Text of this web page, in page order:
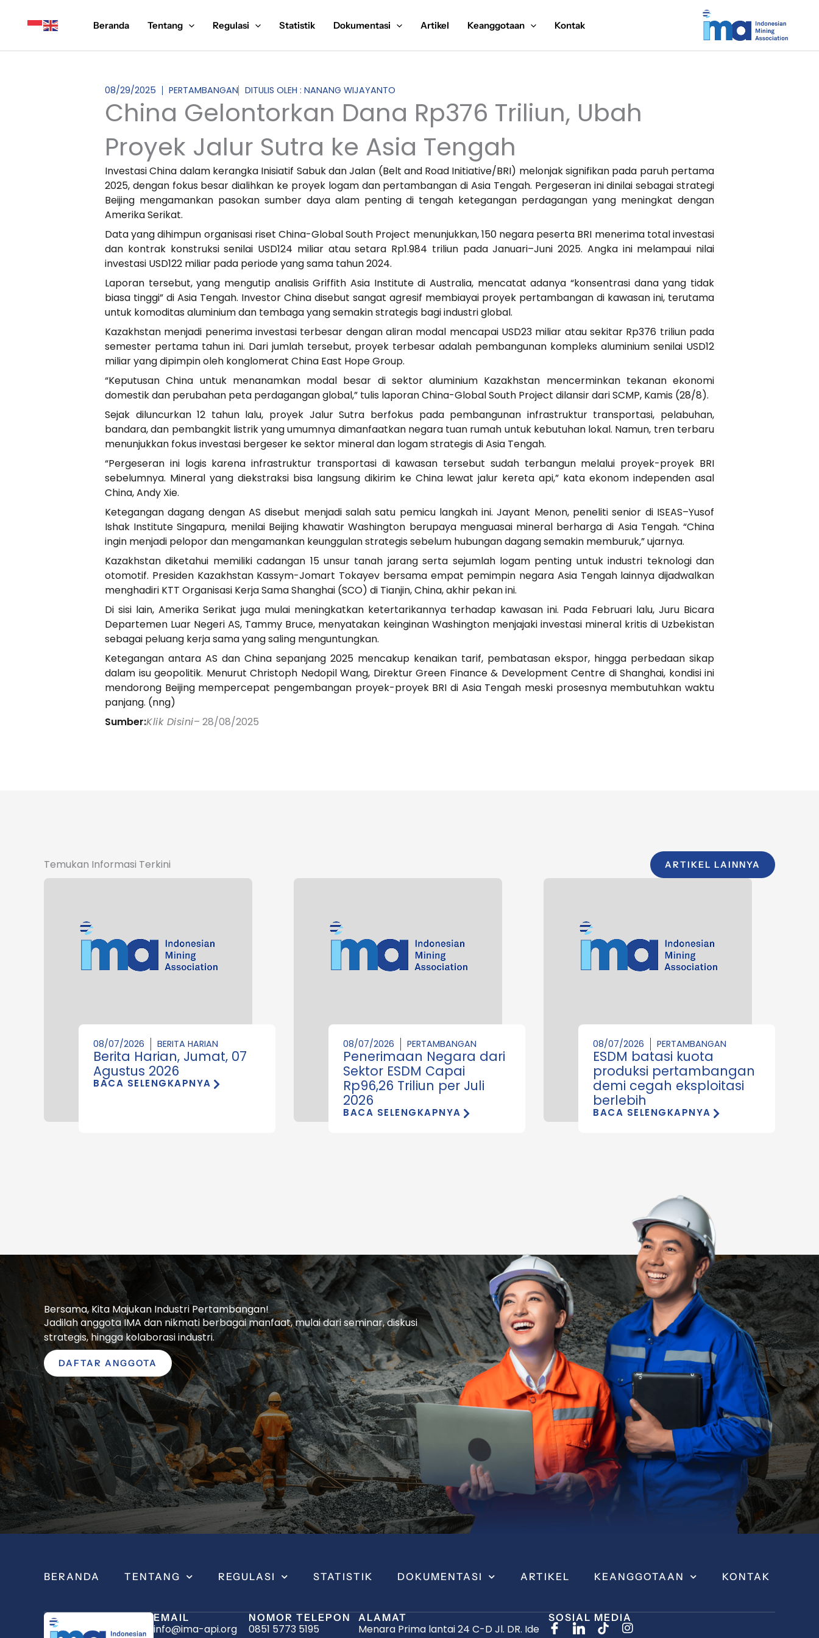
Beranda Tentang Regulasi Statistik Dokumentasi Artikel Keanggotaan Kontak
08/29/2025 PERTAMBANGAN DITULIS OLEH : NANANG WIJAYANTO
China Gelontorkan Dana Rp376 Triliun, Ubah
Proyek Jalur Sutra ke Asia Tengah
Investasi China dalam kerangka Inisiatif Sabuk dan Jalan (Belt and Road Initiative/BRI) melonjak signifikan pada paruh pertama
2025, dengan fokus besar dialihkan ke proyek logam dan pertambangan di Asia Tengah. Pergeseran ini dinilai sebagai strategi
Beijing mengamankan pasokan sumber daya alam penting di tengah ketegangan perdagangan yang meningkat dengan
Amerika Serikat.
Data yang dihimpun organisasi riset China-Global South Project menunjukkan, 150 negara peserta BRI menerima total investasi
dan kontrak konstruksi senilai USD124 miliar atau setara Rp1.984 triliun pada Januari–Juni 2025. Angka ini melampaui nilai
investasi USD122 miliar pada periode yang sama tahun 2024.
Laporan tersebut, yang mengutip analisis Griffith Asia Institute di Australia, mencatat adanya “konsentrasi dana yang tidak
biasa tinggi” di Asia Tengah. Investor China disebut sangat agresif membiayai proyek pertambangan di kawasan ini, terutama
untuk komoditas aluminium dan tembaga yang semakin strategis bagi industri global.
Kazakhstan menjadi penerima investasi terbesar dengan aliran modal mencapai USD23 miliar atau sekitar Rp376 triliun pada
semester pertama tahun ini. Dari jumlah tersebut, proyek terbesar adalah pembangunan kompleks aluminium senilai USD12
miliar yang dipimpin oleh konglomerat China East Hope Group.
“Keputusan China untuk menanamkan modal besar di sektor aluminium Kazakhstan mencerminkan tekanan ekonomi
domestik dan perubahan peta perdagangan global,” tulis laporan China-Global South Project dilansir dari SCMP, Kamis (28/8).
Sejak diluncurkan 12 tahun lalu, proyek Jalur Sutra berfokus pada pembangunan infrastruktur transportasi, pelabuhan,
bandara, dan pembangkit listrik yang umumnya dimanfaatkan negara tuan rumah untuk kebutuhan lokal. Namun, tren terbaru
menunjukkan fokus investasi bergeser ke sektor mineral dan logam strategis di Asia Tengah.
“Pergeseran ini logis karena infrastruktur transportasi di kawasan tersebut sudah terbangun melalui proyek-proyek BRI
sebelumnya. Mineral yang diekstraksi bisa langsung dikirim ke China lewat jalur kereta api,” kata ekonom independen asal
China, Andy Xie.
Ketegangan dagang dengan AS disebut menjadi salah satu pemicu langkah ini. Jayant Menon, peneliti senior di ISEAS–Yusof
Ishak Institute Singapura, menilai Beijing khawatir Washington berupaya menguasai mineral berharga di Asia Tengah. “China
ingin menjadi pelopor dan mengamankan keunggulan strategis sebelum hubungan dagang semakin memburuk,” ujarnya.
Kazakhstan diketahui memiliki cadangan 15 unsur tanah jarang serta sejumlah logam penting untuk industri teknologi dan
otomotif. Presiden Kazakhstan Kassym-Jomart Tokayev bersama empat pemimpin negara Asia Tengah lainnya dijadwalkan
menghadiri KTT Organisasi Kerja Sama Shanghai (SCO) di Tianjin, China, akhir pekan ini.
Di sisi lain, Amerika Serikat juga mulai meningkatkan ketertarikannya terhadap kawasan ini. Pada Februari lalu, Juru Bicara
Departemen Luar Negeri AS, Tammy Bruce, menyatakan keinginan Washington menjajaki investasi mineral kritis di Uzbekistan
sebagai peluang kerja sama yang saling menguntungkan.
Ketegangan antara AS dan China sepanjang 2025 mencakup kenaikan tarif, pembatasan ekspor, hingga perbedaan sikap
dalam isu geopolitik. Menurut Christoph Nedopil Wang, Direktur Green Finance & Development Centre di Shanghai, kondisi ini
mendorong Beijing mempercepat pengembangan proyek-proyek BRI di Asia Tengah meski prosesnya membutuhkan waktu
panjang. (nng)
Sumber:Klik Disini– 28/08/2025
Temukan Informasi Terkini ARTIKEL LAINNYA
08/07/2026 BERITA HARIAN
Berita Harian, Jumat, 07
Agustus 2026
BACA SELENGKAPNYA
08/07/2026 PERTAMBANGAN
Penerimaan Negara dari
Sektor ESDM Capai
Rp96,26 Triliun per Juli
2026
BACA SELENGKAPNYA
08/07/2026 PERTAMBANGAN
ESDM batasi kuota
produksi pertambangan
demi cegah eksploitasi
berlebih
BACA SELENGKAPNYA
Bersama, Kita Majukan Industri Pertambangan!
Jadilah anggota IMA dan nikmati berbagai manfaat, mulai dari seminar, diskusi
strategis, hingga kolaborasi industri.
DAFTAR ANGGOTA
BERANDA TENTANG REGULASI STATISTIK DOKUMENTASI ARTIKEL KEANGGOTAAN KONTAK
EMAIL
info@ima-api.org
NOMOR TELEPON
0851 5773 5195
ALAMAT
Menara Prima lantai 24 C-D Jl. DR. Ide
SOSIAL MEDIA
I